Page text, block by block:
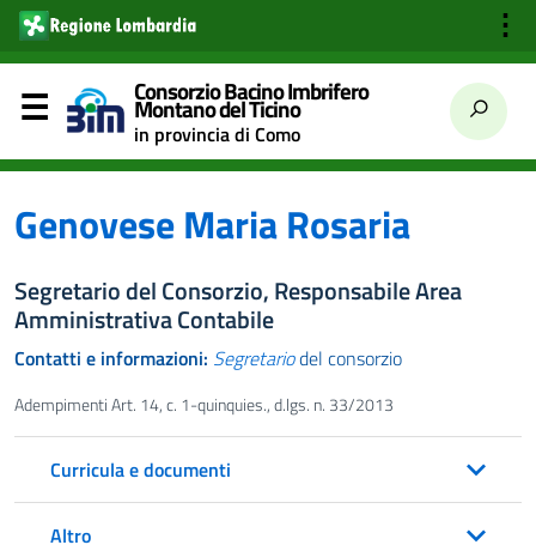
⋮
Consorzio Bacino Imbrifero
Montano del Ticino
in provincia di Como
Genovese Maria Rosaria
Segretario del Consorzio, Responsabile Area
Amministrativa Contabile
Contatti e informazioni: Segretariodel consorzio
Adempimenti Art. 14, c. 1-quinquies., d.lgs. n. 33/2013
Curricula e documenti
Altro